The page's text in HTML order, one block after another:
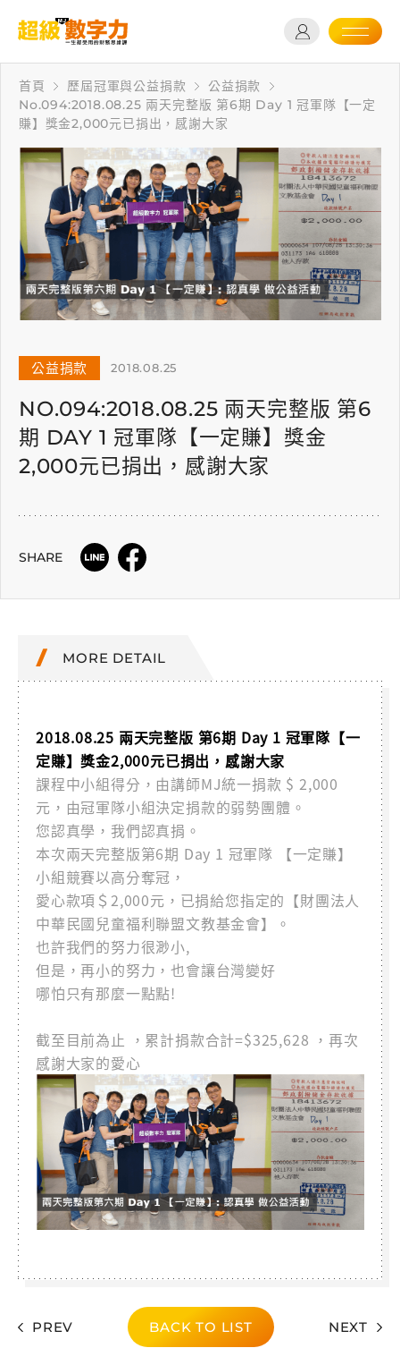
首頁 歷屆冠軍與公益捐款
公益捐款
No.094:2018.08.25 兩天完整版 第6期 Day 1 冠軍隊【一定
賺】獎金2,000元已捐出，感謝大家
公益捐款 2018.08.25
NO.094:2018.08.25 兩天完整版 第6
期 DAY 1 冠軍隊【一定賺】獎金
2,000元已捐出，感謝大家
SHARE
MORE DETAIL
2018.08.25 兩天完整版 第6期 Day 1 冠軍隊【一
定賺】獎金2,000元已捐出，感謝大家
課程中小組得分，由講師MJ統一捐款 $ 2,000
元，由冠軍隊小組決定捐款的弱勢團體。
您認真學，我們認真捐。
本次兩天完整版第6期 Day 1 冠軍隊 【一定賺】
小組競賽以高分奪冠，
愛心款項＄2,000元，已捐給您指定的【財團法人
中華民國兒童福利聯盟文教基金會】。
也許我們的努力很渺小,
但是，再小的努力，也會讓台灣變好
哪怕只有那麼一點點!
截至目前為止 ，累計捐款合計=$325,628 ，再次
感謝大家的愛心
PREV BACK TO LIST NEXT